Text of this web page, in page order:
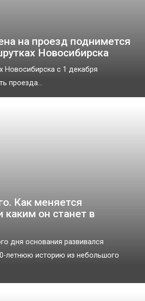
на проезд поднимется
Новосибирска
Новосибирска с 1 декабря
проезда...
Как меняется
каким он станет в
дня основания развивался
летнюю историю из небольшого